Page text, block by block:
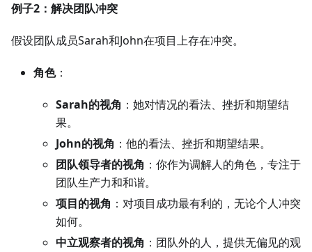
例子2：解决团队冲突
假设团队成员Sarah和John在项目上存在冲突。
角色：
Sarah的视角 ：她对情况的看法、挫折和期望结
果。
John的视角 ：他的看法、挫折和期望结果。
团队领导者的视角 ：你作为调解人的角色，专注于
团队生产力和和谐。
项目的视角 ：对项目成功最有利的，无论个人冲突
如何。
中立观察者的视角 ：团队外的人，提供无偏见的观